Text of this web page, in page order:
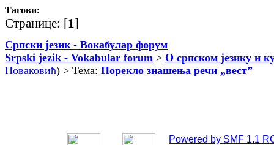
Тагови:
Странице: [1]
Српски језик - Вокабулар форум
Srpski jezik - Vokabular forum > О српском језику и
Новаковић) > Тема: Порекло знашења речи „вест”
Powered by SMF 1.1